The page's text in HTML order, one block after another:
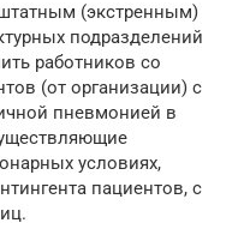
(экстренным)
подразделений
работников со
(от организации) с
пневмонией в
условиях,
пациентов, с